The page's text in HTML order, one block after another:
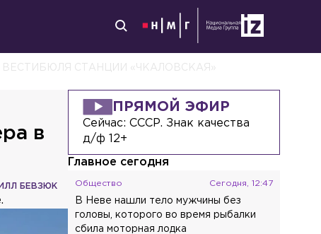
СТАНЦИИ «ЧКАЛОВСКАЯ»
в
БЕВЗЮК
ПРЯМОЙ ЭФИР
Сейчас:СССР. Знак качества
д/ф 12+
Главное сегодня
Общество Сегодня, 12:47
В Неве нашли тело мужчины без
головы, которого во время рыбалки
сбила моторная лодка